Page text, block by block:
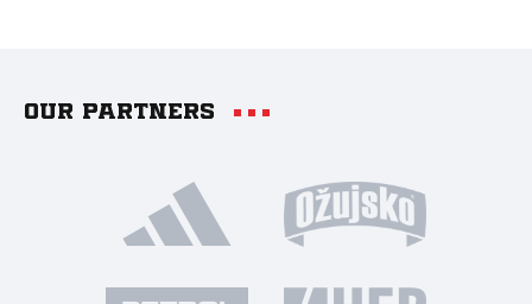
Our partners